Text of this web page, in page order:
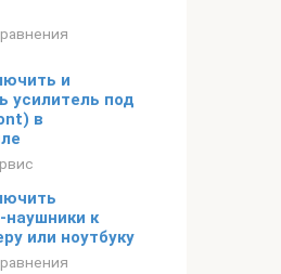
и
усилитель под
в
к
или ноутбуку